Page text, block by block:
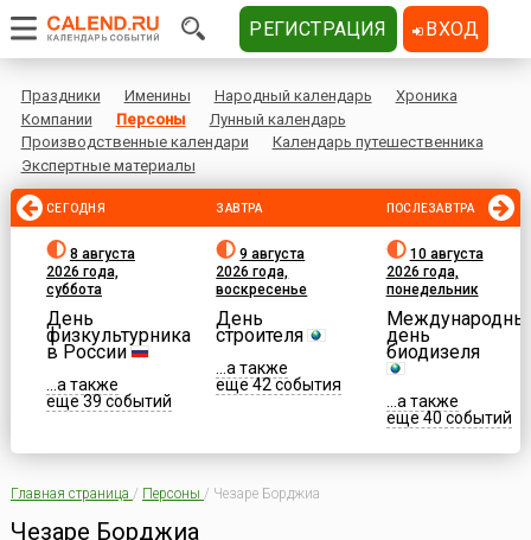
Праздники Именины Народный календарь
Хроника
Компании
Персоны
Лунный календарь
Производственные календари
Календарь путешественника
Экспертные материалы
СЕГОДНЯ
8 августа
2026 года,
суббота
День
физкультурника
в России
...а также
еще 39 событий
ЗАВТРА
9 августа
2026 года,
воскресенье
День
строителя
...а также
еще 42 события
ПОСЛЕЗАВТРА
10 августа
2026 года,
понедельник
день
биодизеля
...а также
еще 40 событий
Главная страница / Персоны / Чезаре Борджиа
Чезаре Борджиа
РЕГИСТРАЦИЯ ВХОД